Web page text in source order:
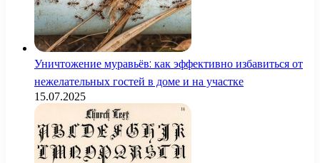
Уничтожение муравьёв: как эффективно избавиться от
нежелательных гостей в доме и на участке
15.07.2025